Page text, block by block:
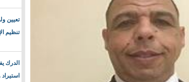
تعيين
تنظيم
الدرك